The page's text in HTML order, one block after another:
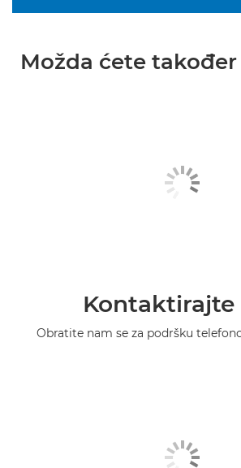
Možda ćete
Kontaktirajte
Obratite nam se za podršku